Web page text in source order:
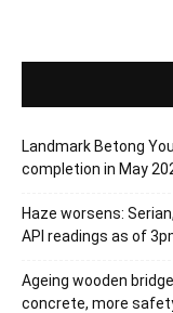
Landmark Betong
completion in May
Haze worsens:
API readings as of
Ageing wooden
concrete, more